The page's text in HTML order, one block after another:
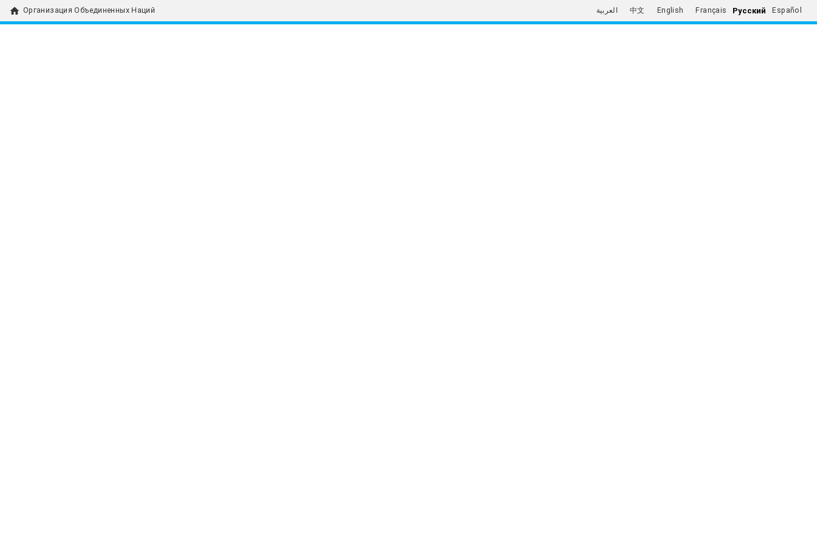
home Организация Объединенных Наций العربية 中文 English Français Русский Español